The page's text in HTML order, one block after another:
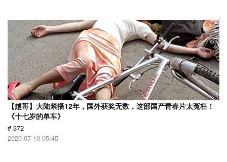
【越哥】大陆禁播12年，国外获奖无数，这部国产青春片太冤枉！
《十七岁的单车》
# 372
2020-07-10 05:45